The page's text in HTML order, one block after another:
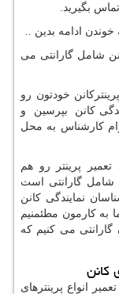
بگیرید.
ادامه بدین ..
شامل گارانتی می
خودتون رو
کانن بپرسین و
کارشناس به محل
پرینتر رو هم
شامل گارانتی است
نمایندگی کانن
به کارمون مطئمنیم
گارانتی می کنیم که
کانن
انواع پرینترهای